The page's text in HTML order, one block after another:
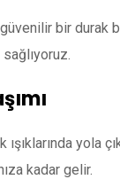
bir durak
yola
kadar gelir.